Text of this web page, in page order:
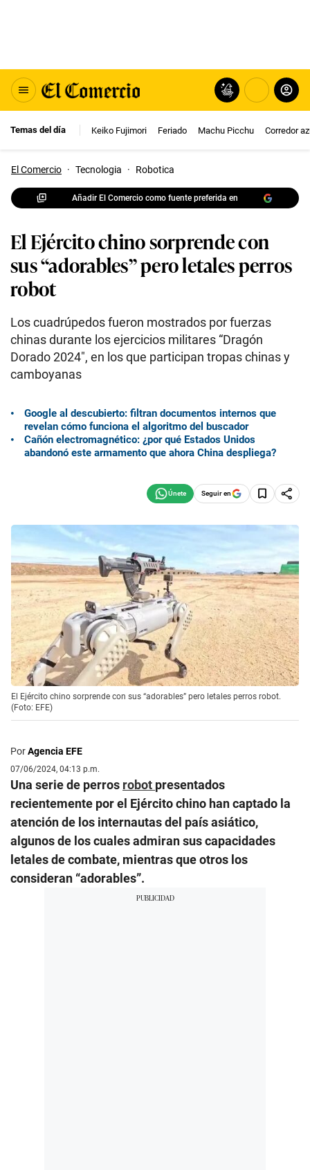
Temas del día Keiko Fujimori Feriado Machu Picchu Corredor
El Comercio · Tecnologia · Robotica
Añadir El Comercio como fuente preferida en
El Ejército chino sorprende con
sus “adorables” pero letales perros
robot
Los cuadrúpedos fueron mostrados por fuerzas
chinas durante los ejercicios militares “Dragón
Dorado 2024″, en los que participan tropas chinas y
camboyanas
Google al descubierto: filtran documentos internos que
revelan cómo funciona el algoritmo del buscador
Cañón electromagnético: ¿por qué Estados Unidos
abandonó este armamento que ahora China despliega?
Seguir en
El Ejército chino sorprende con sus “adorables” pero letales perros robot.
(Foto: EFE)
PorAgencia EFE
07/06/2024, 04:13 p.m.
Una serie de perros robot presentados
recientemente por el Ejército chino han captado la
atención de los internautas del país asiático,
algunos de los cuales admiran sus capacidades
letales de combate, mientras que otros los
consideran “adorables”.